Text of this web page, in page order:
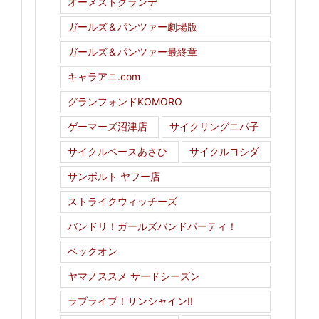
ガールズ＆パンツァー劇場版
ガールズ＆パンツァー最終章
キャラアニ.com
グランフォンドKOMORO
ゲーマーズ沼津店 サイクリングニパ子
サイクルベースあさひ サイクルヨシダ
サンボルト ヤフー店
ストライクウィッチーズ
バンドリ！ガールズバンドパーティ！
ベックオン
ヤマノススメ サードシーズン
ラブライブ！サンシャイン!!